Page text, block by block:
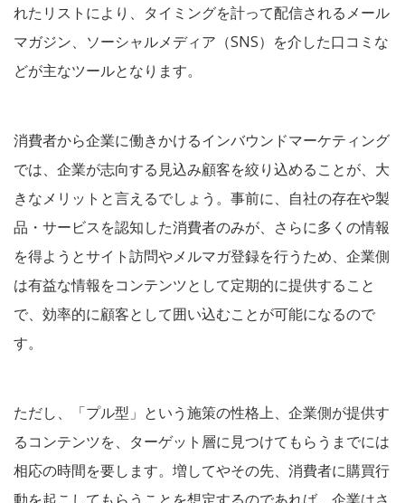
れたリストにより、タイミングを計って配信されるメール
マガジン、ソーシャルメディア（SNS）を介した口コミな
どが主なツールとなります。
消費者から企業に働きかけるインバウンドマーケティング
では、企業が志向する見込み顧客を絞り込めることが、大
きなメリットと言えるでしょう。事前に、自社の存在や製
品・サービスを認知した消費者のみが、さらに多くの情報
を得ようとサイト訪問やメルマガ登録を行うため、企業側
は有益な情報をコンテンツとして定期的に提供すること
で、効率的に顧客として囲い込むことが可能になるので
す。
ただし、「プル型」という施策の性格上、企業側が提供す
るコンテンツを、ターゲット層に見つけてもらうまでには
相応の時間を要します。増してやその先、消費者に購買行